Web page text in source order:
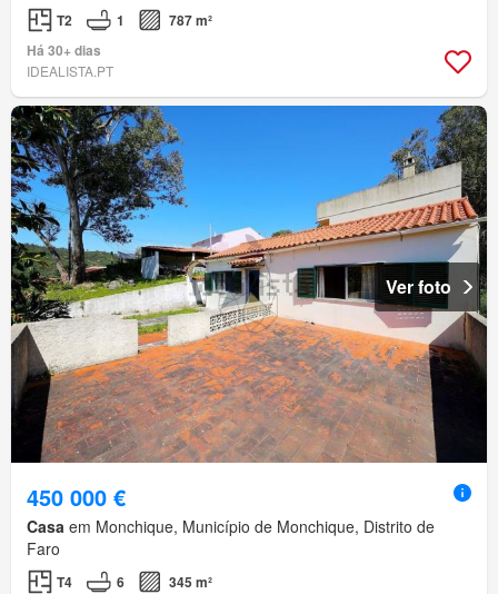
T2 1
787 m²
Há 30+ dias
IDEALISTA.PT
Ver foto
450 000 €
Casa em Monchique, Município de Monchique, Distrito de
Faro
T4 6 345 m²